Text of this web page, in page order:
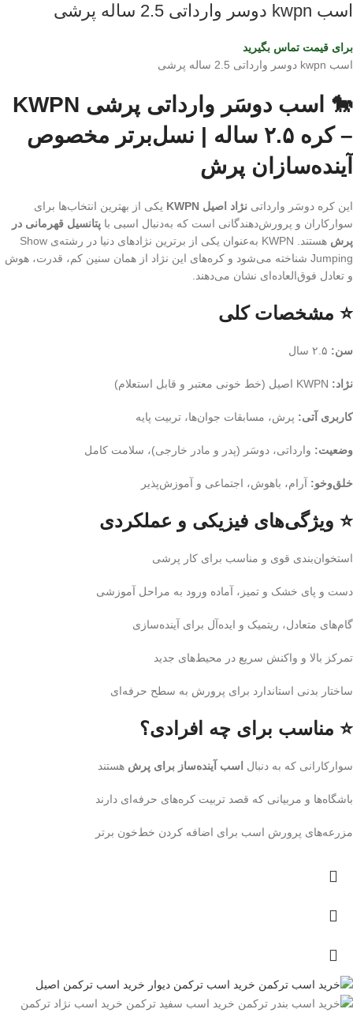
اسب kwpn دوسر وارداتی 2.5 ساله پرشی
برای قیمت تماس بگیرید
اسب kwpn دوسر وارداتی 2.5 ساله پرشی
🐎 اسب دوسَر وارداتی پرشی KWPN
– کره ۲.۵ ساله | نسل‌برتر مخصوص
آینده‌سازان پرش
این کره دوسَر وارداتی نژاد اصیل KWPN
یکی از بهترین انتخاب‌ها برای
سوارکاران و پرورش‌دهندگانی است که به‌دنبال اسبی با پتانسیل قهرمانی در
پرش
هستند. KWPN به‌عنوان یکی از برترین نژادهای دنیا در رشته‌ی Show
Jumping شناخته می‌شود و کره‌های این نژاد از همان سنین کم، قدرت، هوش
و تعادل فوق‌العاده‌ای نشان می‌دهند.
⭐ مشخصات کلی
سن:
نژاد:
کاربری آتی: پرش، مسابقات جوان‌ها، تربیت پایه
وضعیت: وارداتی، دوسَر (پدر و مادر خارجی)، سلامت کامل
خلق‌وخو: آرام، باهوش، اجتماعی و آموزش‌پذیر
⭐ ویژگی‌های فیزیکی و عملکردی
استخوان‌بندی قوی و مناسب برای کار پرشی
دست و پای خشک و تمیز، آماده ورود به مراحل آموزشی
گام‌های متعادل، ریتمیک و ایده‌آل برای آینده‌سازی
تمرکز بالا و واکنش سریع در محیط‌های جدید
ساختار بدنی استاندارد برای پرورش به سطح حرفه‌ای
⭐ مناسب برای چه افرادی؟
سوارکارانی که به دنبال اسب آینده‌ساز برای پرش هستند
باشگاه‌ها و مربیانی که قصد تربیت کره‌های حرفه‌ای دارند
مزرعه‌های پرورش اسب برای اضافه کردن خط‌خون برتر